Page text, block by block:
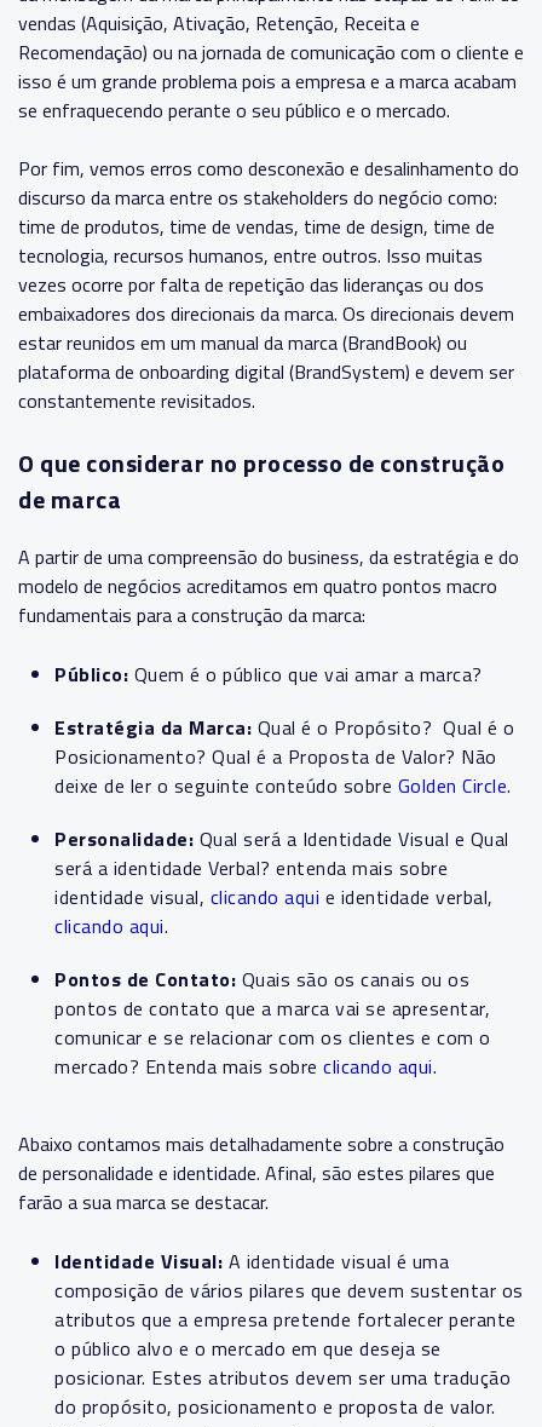
vendas (Aquisição, Ativação, Retenção, Receita e
Recomendação) ou na jornada de comunicação com o cliente e
isso é um grande problema pois a empresa e a marca acabam
se enfraquecendo perante o seu público e o mercado.
Por fim, vemos erros como desconexão e desalinhamento do
discurso da marca entre os stakeholders do negócio como:
time de produtos, time de vendas, time de design, time de
tecnologia, recursos humanos, entre outros. Isso muitas
vezes ocorre por falta de repetição das lideranças ou dos
embaixadores dos direcionais da marca. Os direcionais devem
estar reunidos em um manual da marca (BrandBook) ou
plataforma de onboarding digital (BrandSystem) e devem ser
constantemente revisitados.
O que considerar no processo de construção
de marca
A partir de uma compreensão do business, da estratégia e do
modelo de negócios acreditamos em quatro pontos macro
fundamentais para a construção da marca:
Público: Quem é o público que vai amar a marca?
Estratégia da Marca: Qual é o Propósito? Qual é o
Posicionamento? Qual é a Proposta de Valor? Não
deixe de ler o seguinte conteúdo sobre Golden Circle.
Personalidade: Qual será a Identidade Visual e Qual
será a identidade Verbal? entenda mais sobre
identidade visual, clicando aqui e identidade verbal,
clicando aqui.
Pontos de Contato: Quais são os canais ou os
pontos de contato que a marca vai se apresentar,
comunicar e se relacionar com os clientes e com o
mercado? Entenda mais sobre clicando aqui.
Abaixo contamos mais detalhadamente sobre a construção
de personalidade e identidade. Afinal, são estes pilares que
farão a sua marca se destacar.
Identidade Visual: A identidade visual é uma
composição de vários pilares que devem sustentar os
atributos que a empresa pretende fortalecer perante
o público alvo e o mercado em que deseja se
posicionar. Estes atributos devem ser uma tradução
do propósito, posicionamento e proposta de valor.